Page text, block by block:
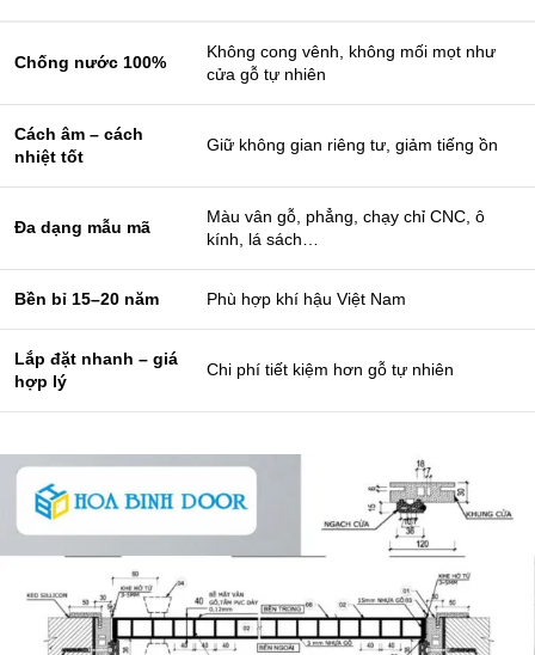
Chống nước 100%
Không cong vênh, không mối mọt như
cửa gỗ tự nhiên
Cách âm – cách
nhiệt tốt
Giữ không gian riêng tư, giảm tiếng ồn
Đa dạng mẫu mã
Màu vân gỗ, phẳng, chạy chỉ CNC, ô
kính, lá sách…
Bền bỉ 15–20 năm Phù hợp khí hậu Việt Nam
Lắp đặt nhanh – giá
hợp lý
Chi phí tiết kiệm hơn gỗ tự nhiên